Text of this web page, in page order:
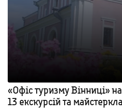
«Офіс туризму Вінниці»
13 екскурсій та